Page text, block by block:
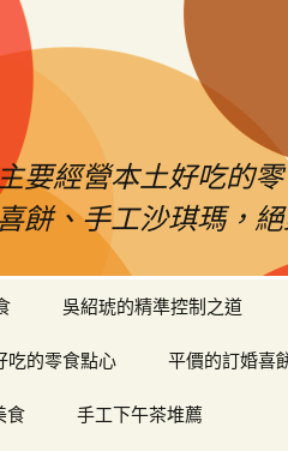
要經營本土好吃的
餅、手工沙琪瑪，
吳紹琥的精準控制之道
吃的零食點心 平價的訂婚喜
食 手工下午茶堆薦